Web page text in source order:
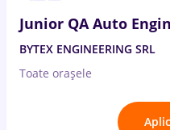
Junior QA Auto
BYTEX ENGINEERING SRL
Toate oraşele